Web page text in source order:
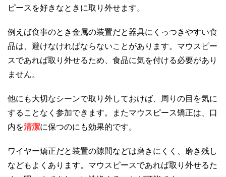
ピースを好きなときに取り外せます。
例えば食事のとき金属の装置だと器具にくっつきやすい食
品は、避けなければならないことがあります。マウスピー
スであれば取り外せるため、食品に気を付ける必要があり
ません。
他にも大切なシーンで取り外しておけば、周りの目を気に
することなく参加できます。またマウスピース矯正は、口
内を清潔に保つのにも効果的です。
ワイヤー矯正だと装置の隙間などは磨きにくく、磨き残し
などもよくあります。マウスピースであれば取り外せるた